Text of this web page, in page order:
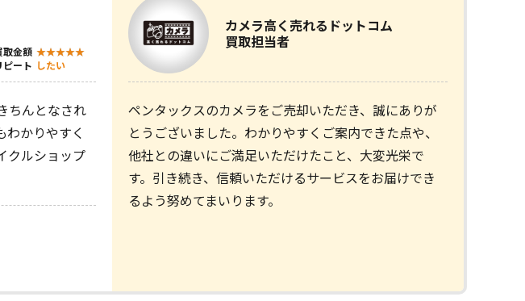
取金額
ピート したい
ちんとなされ
わかりやすく
クルショップ
カメラ高く売れるドットコム
買取担当者
ペンタックスのカメラをご売却いただき、誠にありが
とうございました。わかりやすくご案内できた点や、
他社との違いにご満足いただけたこと、大変光栄で
す。引き続き、信頼いただけるサービスをお届けでき
るよう努めてまいります。